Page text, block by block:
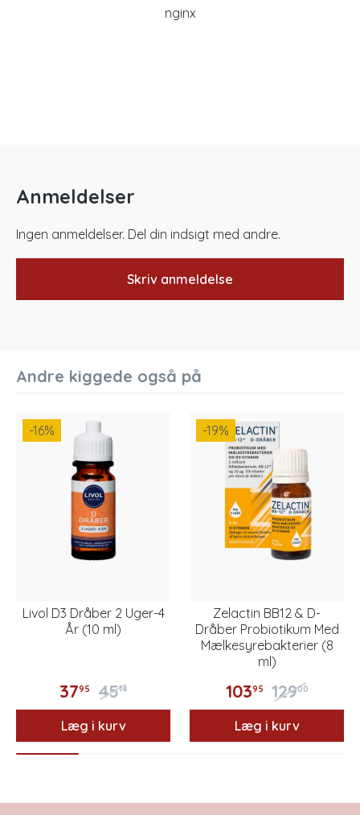
nginx
Anmeldelser
Ingen anmeldelser. Del din indsigt med andre.
Skriv anmeldelse
Andre kiggede også på
-16%
Livol D3 Dråber 2 Uger-4
År (10 ml)
3795 4514
Læg i kurv
-19%
Zelactin BB12 & D-
Dråber Probiotikum Med
Mælkesyrebakterier (8
ml)
10395 12900
Læg i kurv